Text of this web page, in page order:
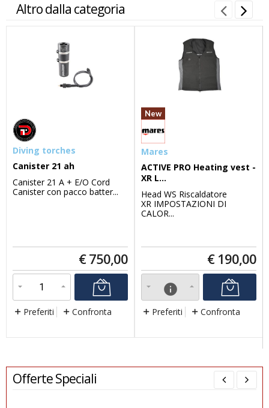
Altro dalla categoria
Diving torches
Canister 21 ah
Canister 21 A + E/O Cord
Canister con pacco batter...
€ 750,00
Preferiti Confronta
New
Mares
ACTIVE PRO Heating vest -
XR L...
Head WS Riscaldatore
XR IMPOSTAZIONI DI
CALOR...
€ 190,00
info
Preferiti Confronta
Offerte Speciali